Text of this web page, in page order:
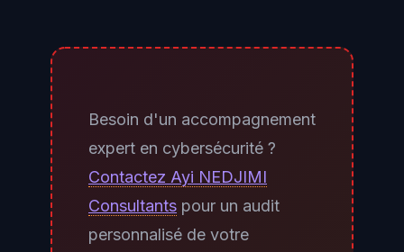
Besoin d'un accompagnement
expert en cybersécurité ?
Contactez Ayi NEDJIMI
Consultants pour un audit
personnalisé de votre